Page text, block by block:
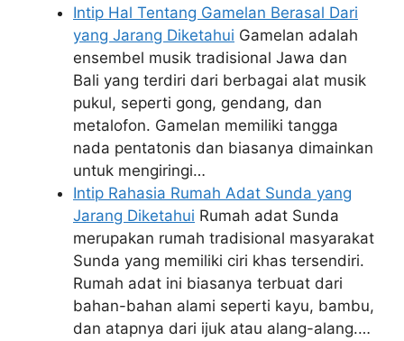
Intip Hal Tentang Gamelan Berasal Dari
yang Jarang Diketahui Gamelan adalah
ensembel musik tradisional Jawa dan
Bali yang terdiri dari berbagai alat musik
pukul, seperti gong, gendang, dan
metalofon. Gamelan memiliki tangga
nada pentatonis dan biasanya dimainkan
untuk mengiringi…
Intip Rahasia Rumah Adat Sunda yang
Jarang Diketahui Rumah adat Sunda
merupakan rumah tradisional masyarakat
Sunda yang memiliki ciri khas tersendiri.
Rumah adat ini biasanya terbuat dari
bahan-bahan alami seperti kayu, bambu,
dan atapnya dari ijuk atau alang-alang.…